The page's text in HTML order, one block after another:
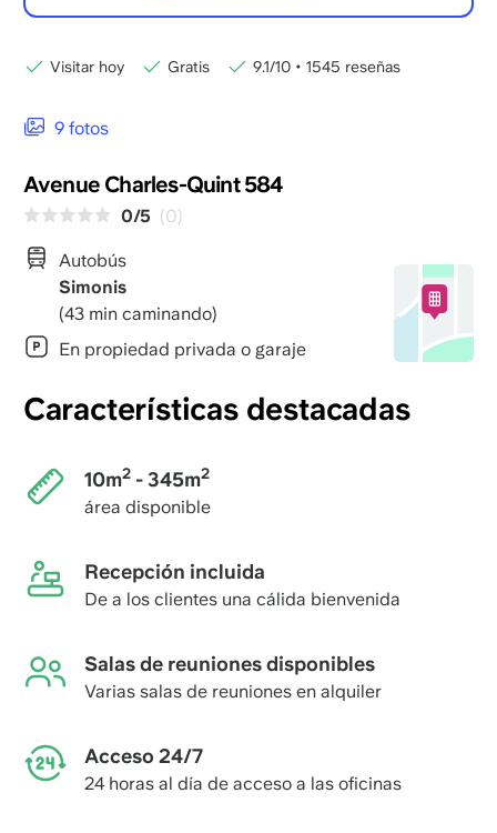
9 fotos
Avenue Charles-Quint 584
0/5 (0)
Autobús
Simonis
(43 min caminando)
En propiedad privada o garaje
Características destacadas
10m2- 345m2
área disponible
Recepción incluida
De a los clientes una cálida bienvenida
Salas de reuniones disponibles
Varias salas de reuniones en alquiler
Acceso 24/7
24 horas al día de acceso a las oficinas
Visitar hoy Gratis 9.1/10 • 1545 reseñas